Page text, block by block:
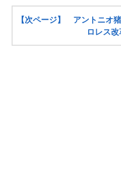
【次ページ】 アントニオ
ロレス